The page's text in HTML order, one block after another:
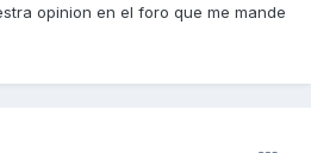
opinion en el foro que me mande